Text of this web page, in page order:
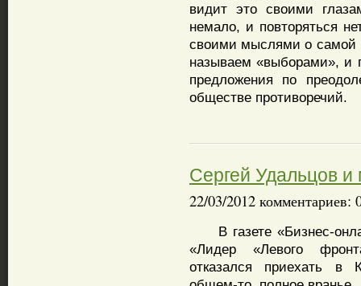
видит это своими
немало, и повторяться
своими мыслями о самой
называем «выборами», и
предложения по
обществе противоречий.
Сергей Удальцов и
22/03/2012 комментариев:
В газете «Бизнес-
«Лидер «Левого
отказался приехать в